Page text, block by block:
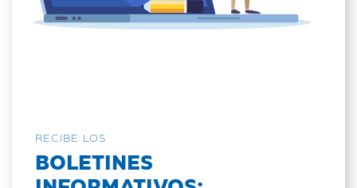
RECIBE LOS
BOLETINES